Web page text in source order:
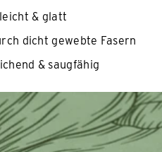
& glatt
dicht gewebte Fasern
& saugfähig